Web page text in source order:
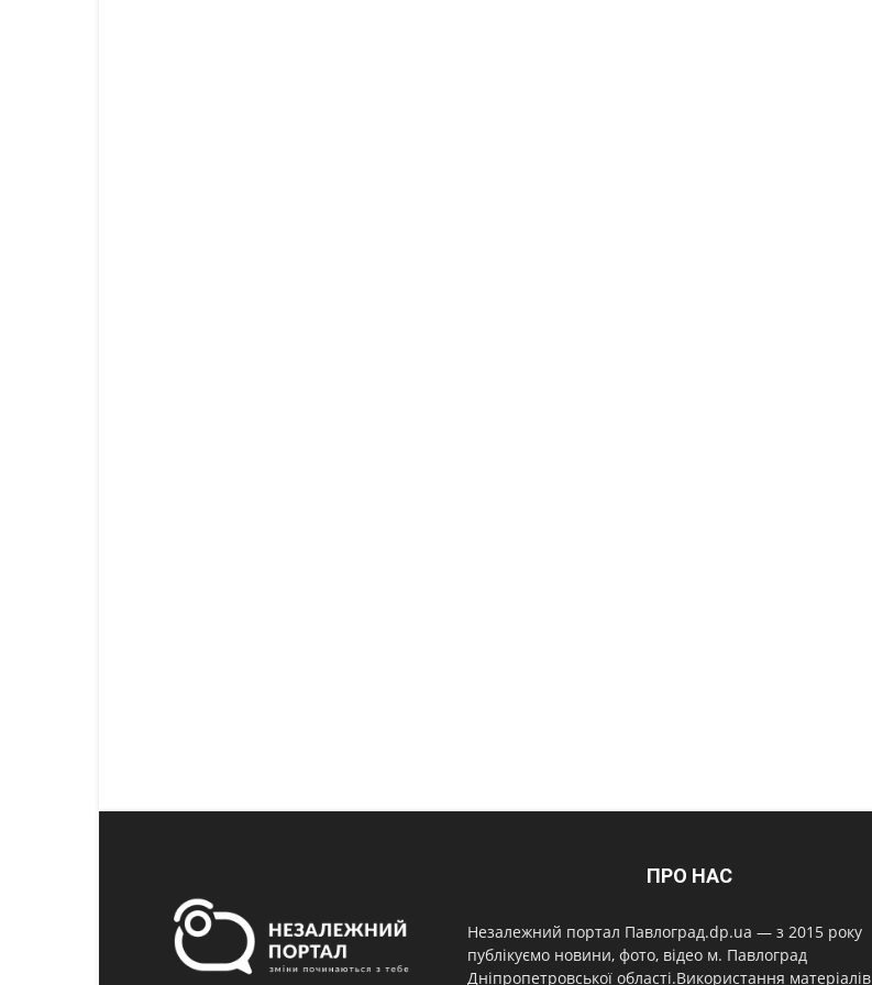
ПРО НАС
Незалежний портал Павлоград.dp.ua — з 2015 року
публікуємо новини, фото, відео м. Павлоград
Дніпропетровської області.Використання матеріалів